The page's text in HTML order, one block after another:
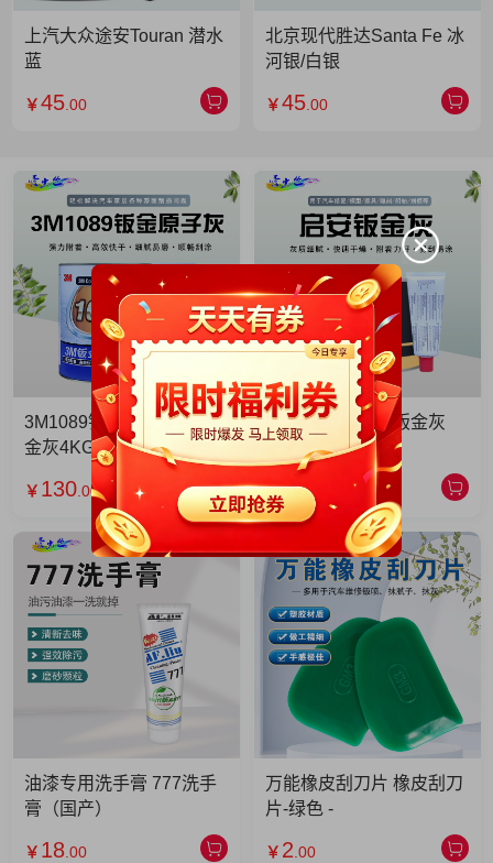
上汽大众途安Touran 潜水
蓝
￥45 .00
北京现代胜达Santa Fe 冰
河银/白银
￥45 .00
3M1089钣金灰 3M1089钣
金灰4KG 单罐
￥ 130 .00
启安钣金灰 启安钣金灰
2KG 单罐
￥49.90
油漆专用洗手膏 777洗手
膏（国产）
￥ 18 .00
万能橡皮刮刀片 橡皮刮刀
片-绿色 -
￥ 2 .00